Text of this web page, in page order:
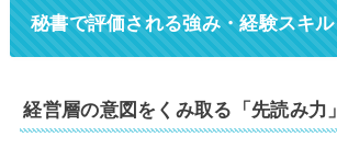
秘書で評価される強み・経験スキル
経営層の意図をくみ取る「先読み力」